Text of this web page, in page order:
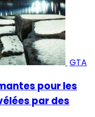
GTA
pour les
par des